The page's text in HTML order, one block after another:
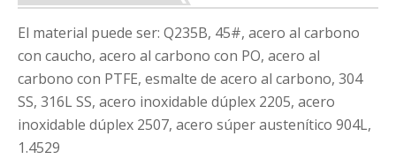
El material puede ser: Q235B, 45#, acero al carbono
con caucho, acero al carbono con PO, acero al
carbono con PTFE, esmalte de acero al carbono, 304
SS, 316L SS, acero inoxidable dúplex 2205, acero
inoxidable dúplex 2507, acero súper austenítico 904L,
1.4529